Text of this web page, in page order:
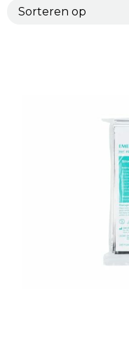
Technologie &
Tassen & Reizen
Gezondheid &